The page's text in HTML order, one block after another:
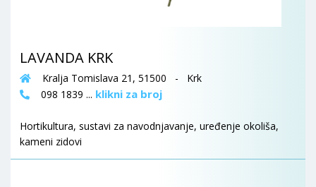
LAVANDA KRK
Kralja Tomislava 21, 51500 - Krk
098 1839 ... klikni za broj
Hortikultura, sustavi za navodnjavanje, uređenje okoliša,
kameni zidovi